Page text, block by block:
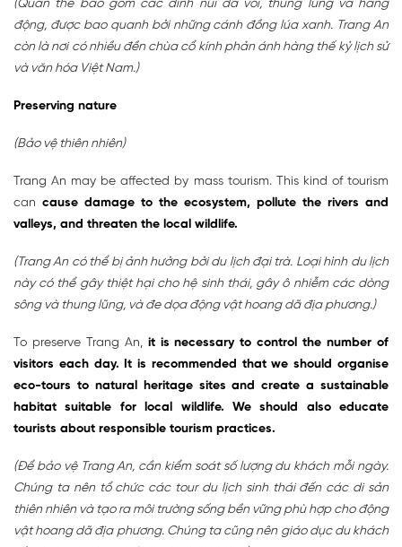
(Quần thể bao gồm các đỉnh núi đá vôi, thung lũng và hang
động, được bao quanh bởi những cánh đồng lúa xanh. Trang An
còn là nơi có nhiều đền chùa cổ kính phản ánh hàng thế kỷ lịch sử
và văn hóa Việt Nam.)
Preserving nature
(Bảo vệ thiên nhiên)
Trang An may be affected by mass tourism. This kind of tourism
can cause damage to the ecosystem, pollute the rivers and
valleys, and threaten the local wildlife.
(Trang An có thể bị ảnh hưởng bởi du lịch đại trà. Loại hình du lịch
này có thể gây thiệt hại cho hệ sinh thái, gây ô nhiễm các dòng
sông và thung lũng, và đe dọa động vật hoang dã địa phương.)
To preserve Trang An,it is necessary to control the number of
visitors each day. It is recommended that we should organise
eco-tours to natural heritage sites and create a sustainable
habitat suitable for local wildlife. We should also educate
tourists about responsible tourism practices.
(Để bảo vệ Trang An, cần kiểm soát số lượng du khách mỗi ngày.
Chúng ta nên tổ chức các tour du lịch sinh thái đến các di sản
thiên nhiên và tạo ra môi trường sống bền vững phù hợp cho động
vật hoang dã địa phương. Chúng ta cũng nên giáo dục du khách